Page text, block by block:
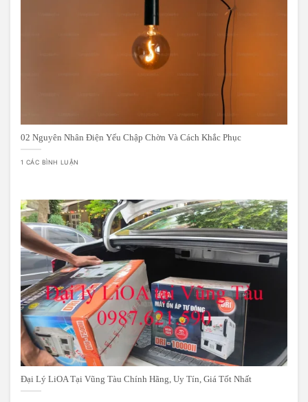
02 Nguyên Nhân Điện Yếu Chập Chờn Và Cách Khắc Phục
1 CÁC BÌNH LUẬN
Đại Lý LiOA Tại Vũng Tàu Chính Hãng, Uy Tín, Giá Tốt Nhất